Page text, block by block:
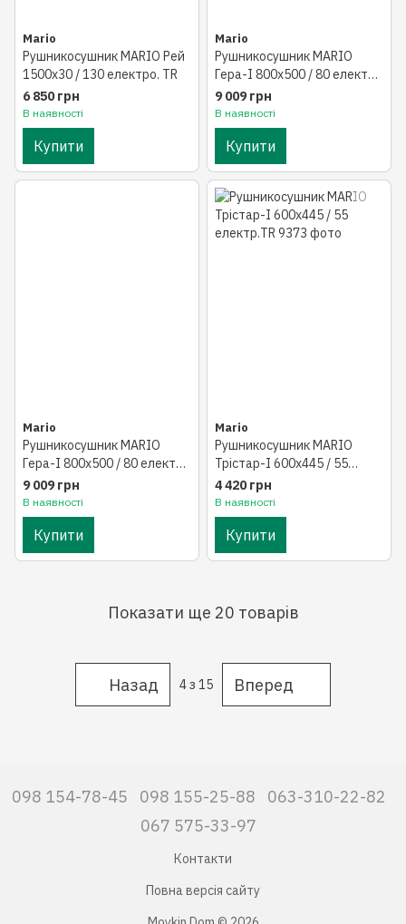
Mario
Рушникосушник MARIO Рей
1500х30 / 130 електро. TR
6 850 грн
В наявності
Купити
Mario
Рушникосушник MARIO
Гера-I 800х500 / 80 електр.
TR
9 009 грн
В наявності
Купити
Mario
Рушникосушник MARIO
Гера-I 800х500 / 80 електр.
TR л / п
9 009 грн
В наявності
Купити
Mario
Рушникосушник MARIO
Трістар-I 600х445 / 55
електр.TR
4 420 грн
В наявності
Купити
Показати ще 20 товарів
Назад 4з 15 Вперед
098 154-78-45 098 155-25-88
063-310-22-82
067 575-33-97
Контакти
Повна версія сайту